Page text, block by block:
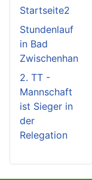
Startseite2
Stundenlauf
in Bad
Zwischenhan
2. TT -
Mannschaft
ist Sieger in
der
Relegation